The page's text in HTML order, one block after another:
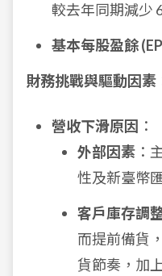
較去年同期減少
基本每股盈餘
財務挑戰與驅動因素
營收下滑原因 ：
外部因素 ：
性及新臺幣
客戶庫存調
而提前備貨
貨節奏，加